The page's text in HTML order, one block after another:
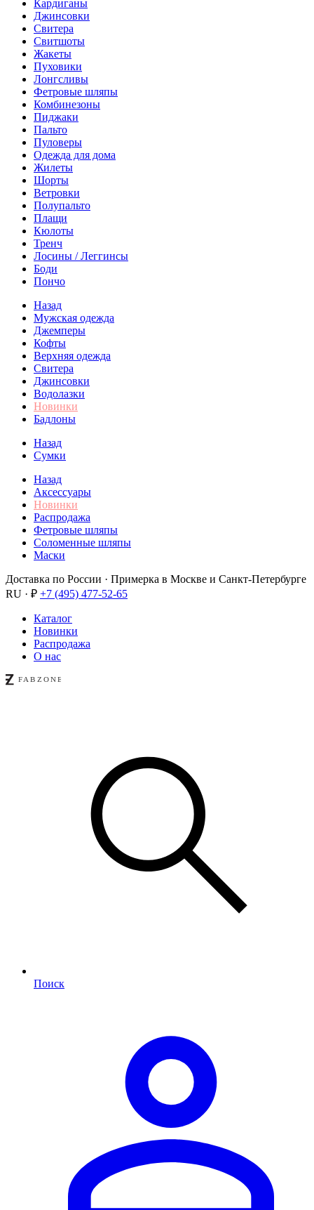
Кардиганы
Джинсовки
Свитера
Свитшоты
Жакеты
Пуховики
Лонгсливы
Фетровые шляпы
Комбинезоны
Пиджаки
Пальто
Пуловеры
Одежда для дома
Жилеты
Шорты
Ветровки
Полупальто
Плащи
Кюлоты
Тренч
Лосины / Леггинсы
Боди
Пончо
Назад
Мужская одежда
Джемперы
Кофты
Верхняя одежда
Свитера
Джинсовки
Водолазки
Новинки
Бадлоны
Назад
Сумки
Назад
Аксессуары
Новинки
Распродажа
Фетровые шляпы
Соломенные шляпы
Маски
Доставка по России · Примерка в Москве и Санкт-Петербурге
RU · ₽ +7 (495) 477-52-65
Каталог
Новинки
Распродажа
О нас
Поиск